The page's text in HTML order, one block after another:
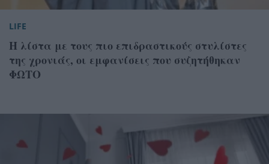
LIFE
Η λίστα με τους πιο επιδραστικούς στυλίστες
της χρονιάς, οι εμφανίσεις που συζητήθηκαν
ΦΩΤΟ